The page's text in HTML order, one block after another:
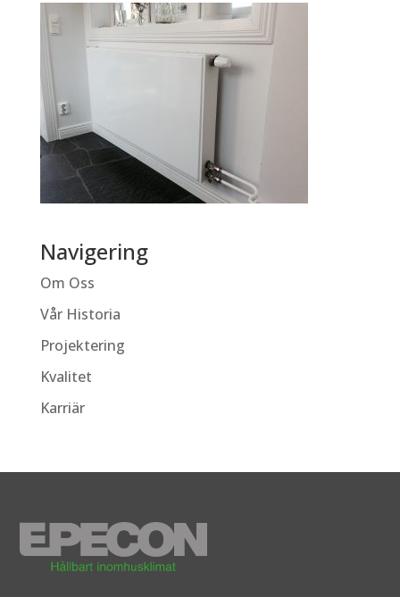
Navigering
Om Oss
Vår Historia
Projektering
Kvalitet
Karriär